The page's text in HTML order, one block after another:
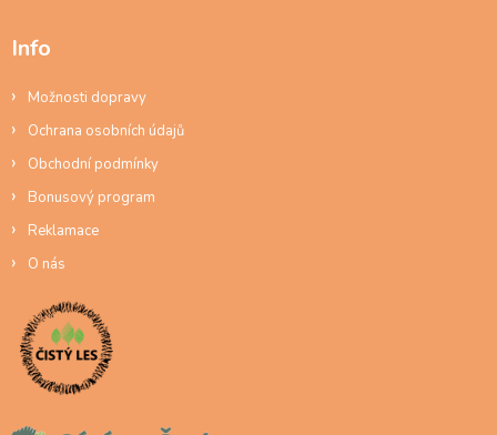
Info
Možnosti dopravy
Ochrana osobních údajů
Obchodní podmínky
Bonusový program
Reklamace
O nás